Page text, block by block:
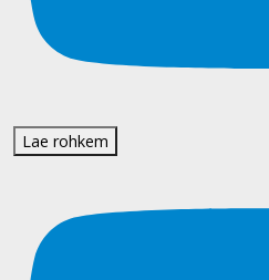
Lae rohkem